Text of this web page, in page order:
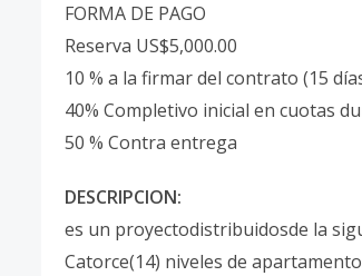
FORMA DE PAGO
Reserva US$5,000.00
10 % a la firmar del contrato (15
40% Completivo inicial en cuotas
50 % Contra entrega
DESCRIPCION:
es un proyectodistribuidosde la
Catorce(14) niveles de